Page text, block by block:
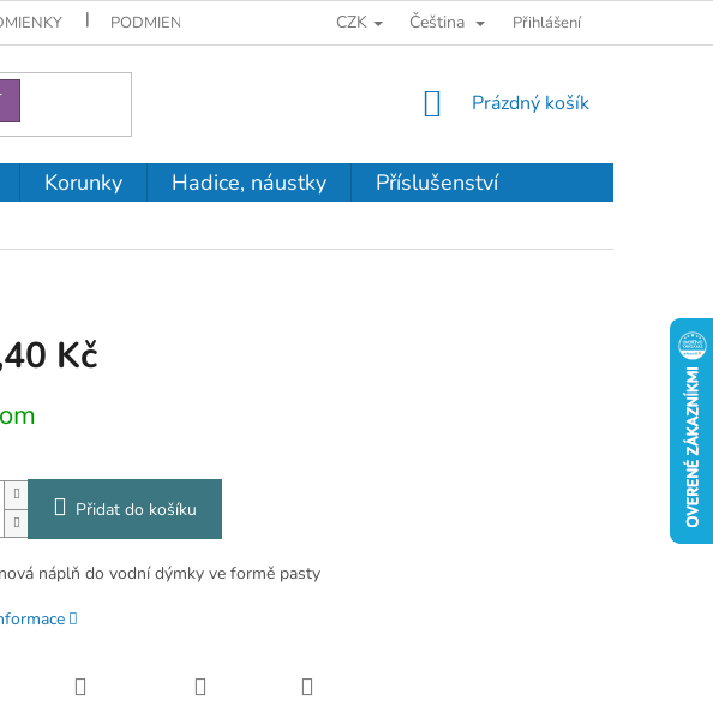
PODMIENKY OCHRANY OSOBNÝCH ÚDAJOV
CZK Čeština Přihlášení
NÁKUPNÍ
Prázdný košík
Korunky Hadice, náustky Příslušenství
Kč
Přidat do košíku
náplň do vodní dýmky ve formě pasty